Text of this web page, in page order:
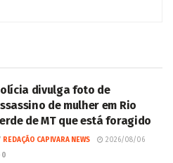
divulga foto de
de mulher em Rio
de MT que está foragido
REDAÇÃO CAPIVARA NEWS
2026/08/06
0